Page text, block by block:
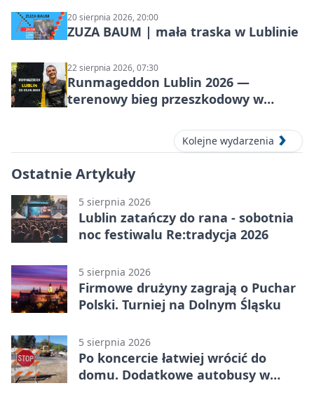
20 sierpnia 2026, 20:00
ZUZA BAUM | mała traska w Lublinie
22 sierpnia 2026, 07:30
Runmageddon Lublin 2026 —
terenowy bieg przeszkodowy w
Kolejne wydarzenia
Ostatnie Artykuły
5 sierpnia 2026
Lublin zatańczy do rana - sobotnia
noc festiwalu Re:tradycja 2026
5 sierpnia 2026
Firmowe drużyny zagrają o Puchar
Polski. Turniej na Dolnym Śląsku
5 sierpnia 2026
Po koncercie łatwiej wrócić do
domu. Dodatkowe autobusy w